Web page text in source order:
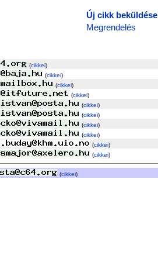
Új cikk beküldése
Megrendelés
(cikkei)
(cikkei)
(cikkei)
(cikkei)
(cikkei)
(cikkei)
(cikkei)
(cikkei)
(cikkei)
(cikkei)
(cikkei)